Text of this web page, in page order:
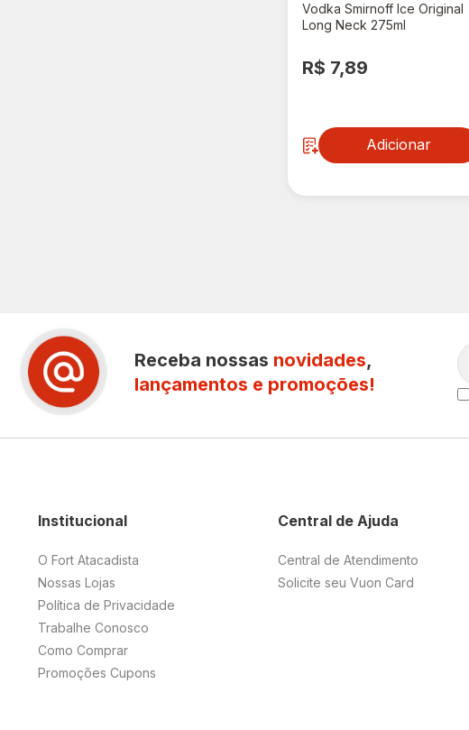
Vodka Smirnoff Ice Original
Long Neck 275ml
R$ 7,89
Adicionar
Receba nossas novidades,
lançamentos e promoções!
Central de Ajuda
Central de Atendimento
Solicite seu Vuon Card
Institucional
O Fort Atacadista
Nossas Lojas
Política de Privacidade
Trabalhe Conosco
Como Comprar
Promoções Cupons